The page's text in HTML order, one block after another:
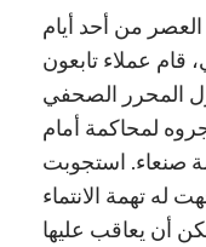
من أحد أيام
قام عملاء تابعون
المحرر الصحفي
لمحاكمة أمام
صنعاء. استجوبت
له تهمة الانتماء
أن يعاقب عليها